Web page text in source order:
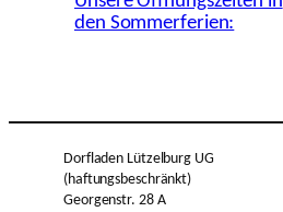
den Sommerferien:
Dorfladen Lützelburg UG
(haftungsbeschränkt)
Georgenstr. 28 A